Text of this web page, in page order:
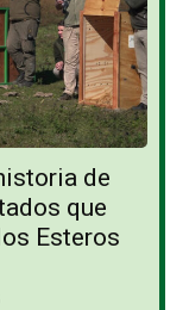
de
que
Esteros